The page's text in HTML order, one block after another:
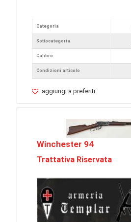
Categoria
Sottocategoria
Calibro
Condizioni articolo
aggiungi a preferiti
Winchester 94
Trattativa Riservata